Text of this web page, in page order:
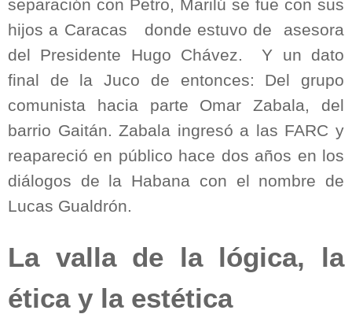
separación con Petro, Marilú se fue con sus
hijos a Caracas donde estuvo de asesora
del Presidente Hugo Chávez. Y un dato
final de la Juco de entonces: Del grupo
comunista hacia parte Omar Zabala, del
barrio Gaitán. Zabala ingresó a las FARC y
reapareció en público hace dos años en los
diálogos de la Habana con el nombre de
Lucas Gualdrón.
La valla de la lógica, la
ética y la estética